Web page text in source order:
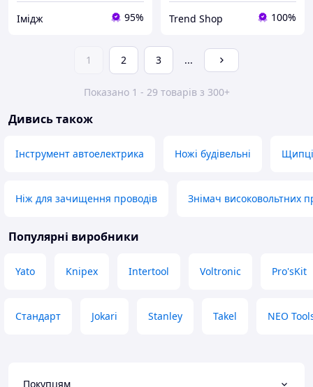
Імідж 95% Trend Shop 100%
1 2 3 ...
Показано 1 - 29 товарів з 300+
Дивись також
Інструмент автоелектрика Ножі будівельні
Ніж для зачищення проводів Знімач високовольтних
Популярні виробники
Yato Knipex Intertool Voltronic Pro'sKit
Стандарт Jokari Stanley Takel NEO
Покупцям